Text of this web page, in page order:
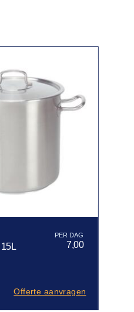
7,00
Offerte aanvragen